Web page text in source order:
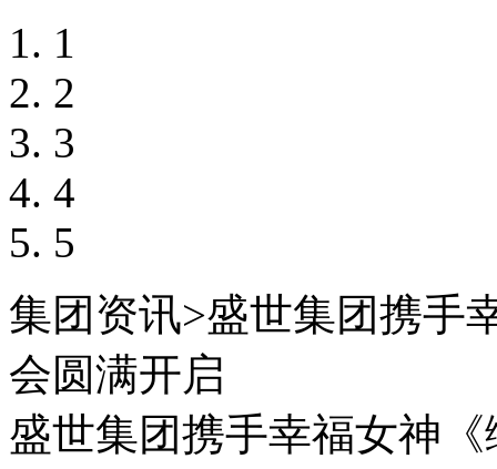
1
2
3
4
5
集团资讯>盛世集团携手
会圆满开启
盛世集团携手幸福女神